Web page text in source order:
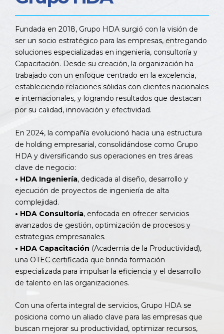
Fundada en 2018, Grupo HDA surgió con la visión de
ser un socio estratégico para las empresas, entregando
soluciones especializadas en ingeniería, consultoría y
Capacitación. Desde su creación, la organización ha
trabajado con un enfoque centrado en la excelencia,
estableciendo relaciones sólidas con clientes nacionales
e internacionales, y logrando resultados que destacan
por su calidad, innovación y efectividad.
En 2024, la compañía evolucionó hacia una estructura
de holding empresarial, consolidándose como Grupo
HDA y diversificando sus operaciones en tres áreas
clave de negocio:
• HDA Ingeniería, dedicada al diseño, desarrollo y
ejecución de proyectos de ingeniería de alta
complejidad.
• HDA Consultoría, enfocada en ofrecer servicios
avanzados de gestión, optimización de procesos y
estrategias empresariales.
• HDA Capacitación (Academia de la Productividad),
una OTEC certificada que brinda formación
especializada para impulsar la eficiencia y el desarrollo
de talento en las organizaciones.
Con una oferta integral de servicios, Grupo HDA se
posiciona como un aliado clave para las empresas que
buscan mejorar su productividad, optimizar recursos,